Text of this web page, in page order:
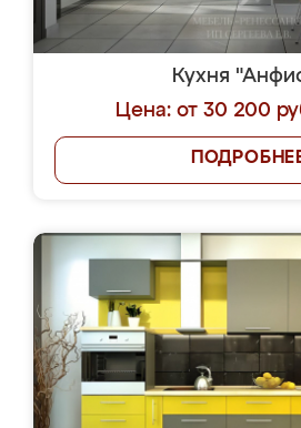
Кухня
Цена: от 30 200